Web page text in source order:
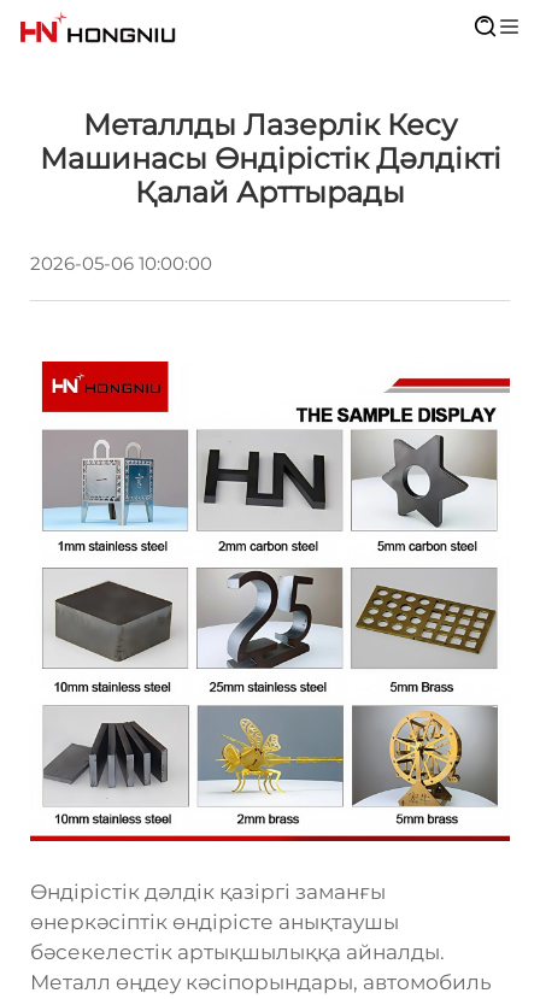
Металлды Лазерлік Кесу
Машинасы Өндірістік Дәлдікті
Қалай Арттырады
2026-05-06 10:00:00
Өндірістік дәлдік қазіргі заманғы
өнеркәсіптік өндірісте анықтаушы
бәсекелестік артықшылыққа айналды.
Металл өңдеу кәсіпорындары, автомобиль